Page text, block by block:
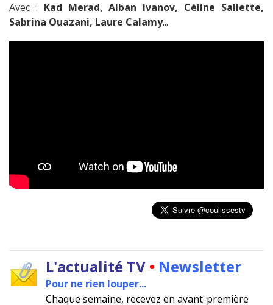
Avec : Kad Merad, Alban Ivanov, Céline Sallette,
Sabrina Ouazani, Laure Calamy...
L'actualité TV • Newsletter
Pour ne rien louper...
Chaque semaine, recevez en avant-première